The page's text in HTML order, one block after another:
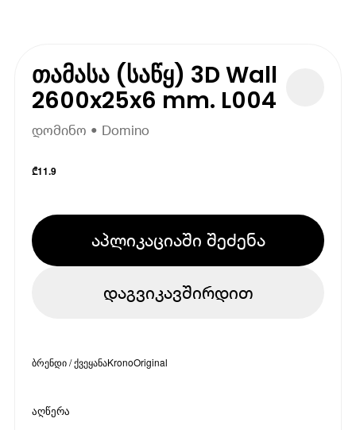
თამასა (საწყ) 3D Wall
2600x25x6 mm. L004
დომინო • Domino
₾11.9
აპლიკაციაში შეძენა
დაგვიკავშირდით
ბრენდი / ქვეყანაKronoOriginal
აღწერა